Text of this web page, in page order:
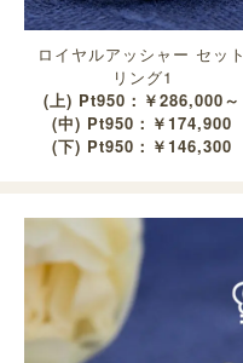
ロイヤルアッシャー セット
リング1
(上) Pt950：￥286,000～
(中) Pt950：￥174,900
(下) Pt950：￥146,300